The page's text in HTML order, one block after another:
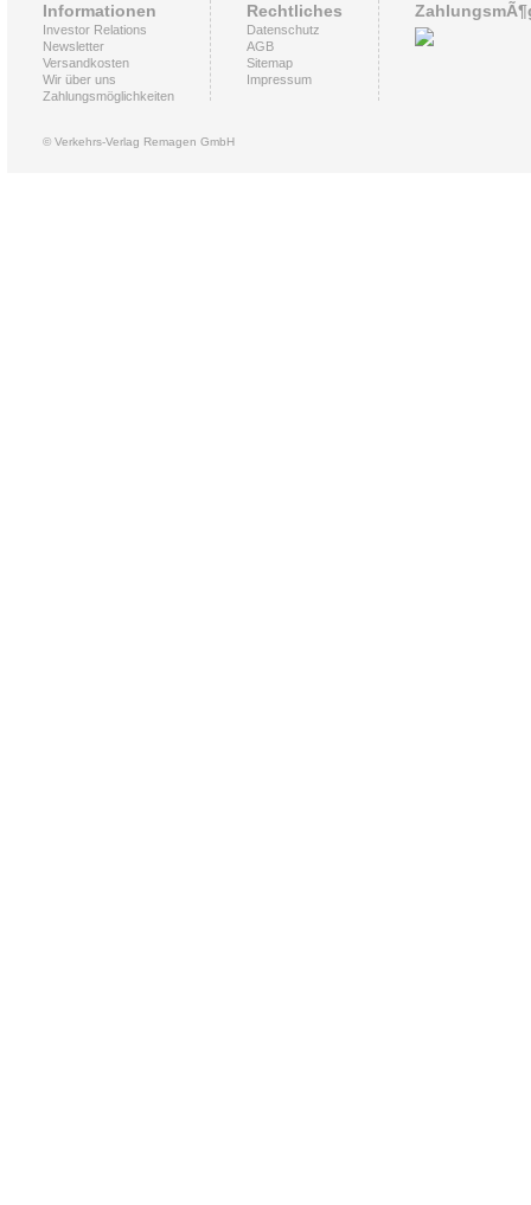
Informationen
Investor Relations
Newsletter
Versandkosten
Wir über uns
Zahlungsmöglichkeiten
Rechtliches
Datenschutz
AGB
Sitemap
Impressum
© Verkehrs-Verlag Remagen GmbH